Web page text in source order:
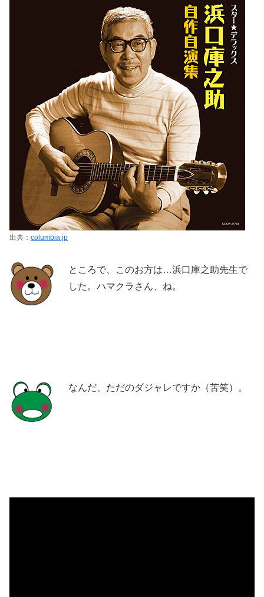
出典： columbia.jp
ところで、このお方は…浜口庫之助先生で
した。ハマクラさん、ね。
なんだ、ただのダジャレですか（苦笑）。